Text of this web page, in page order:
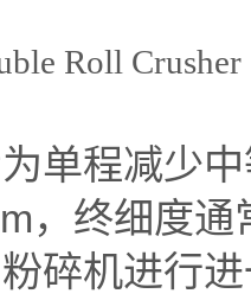
Roll Crusher
单程减少
，终细度
碎机进行